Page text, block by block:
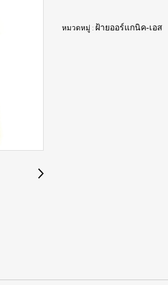
หมวดหมู่ : ฝ้ายออร์แกนิค-เอส